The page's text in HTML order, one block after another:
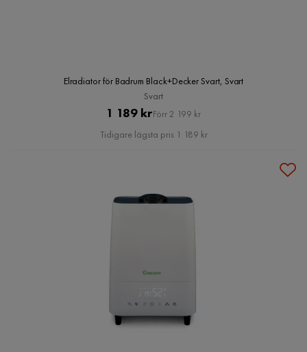
Elradiator för Badrum Black+Decker Svart, Svart
Svart
Pris
1 189 krOriginal
Pris
Förr 2 199 kr
Tidigare lägsta pris 1 189 kr